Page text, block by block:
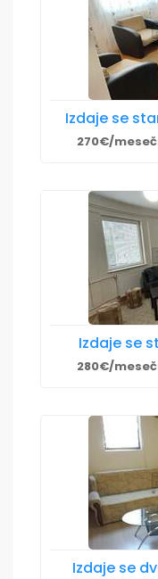
Izdaje se
270€/
Izdaje se
280€/
Izdaje se